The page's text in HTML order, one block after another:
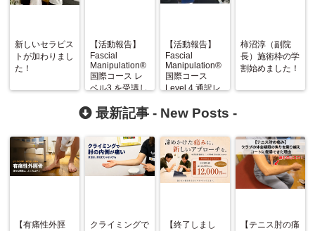
新しいセラピス
トが加わりまし
た！
【活動報告】
Fascial
Manipulation®
国際コース レ
ベル3 を受講し
機能障害へのア
【活動報告】
Fascial
Manipulation®
国際コース
Level 4 通訳レ
柿沼淳（副院
長）施術枠の学
割始めました！
最新記事 - New Posts -
【有痛性外脛
クライミングで
【終了しまし
【テニス肘の痛